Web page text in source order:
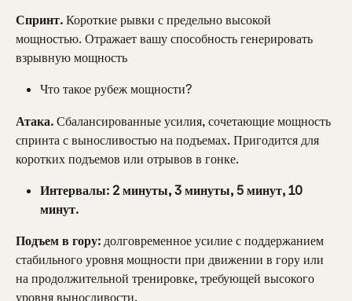
Спринт. Короткие рывки с предельно высокой
мощностью. Отражает вашу способность генерировать
взрывную мощность
Что такое рубеж мощности?
Атака. Сбалансированные усилия, сочетающие мощность
спринта с выносливостью на подъемах. Пригодится для
коротких подъемов или отрывов в гонке.
Интервалы: 2 минуты, 3 минуты, 5 минут, 10
минут.
Подъем в гору: долговременное усилие с поддержанием
стабильного уровня мощности при движении в гору или
на продолжительной тренировке, требующей высокого
уровня выносливости.